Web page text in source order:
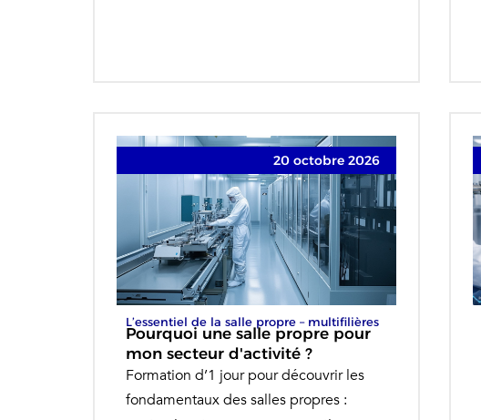
20 octobre 2026
L’essentiel de la salle propre – multifilières
Pourquoi une salle propre pour
mon secteur d'activité ?
Formation d’1 jour pour découvrir les
fondamentaux des salles propres :